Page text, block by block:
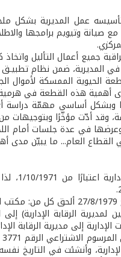
عمل المديرية بشكل
مع صيانة وتيويم برامجها
جميع أعمال التأليل
المديرية، ضمن نظام تطبيـق
الحيوية الممسكة
أهمية هذه القطعة في
وبشكل أساسي مهمّة دراسة
وقد أدّت مؤخّرًا
في عدة جلسات أمام
العام... ما يبيّن
أنشئت
بموجب مذكرة خدمة تاريخ
لمديرية الرقابة
إلى مديرية الرقابة